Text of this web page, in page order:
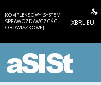
KOMPLEKSOWY SYSTEM
SPRAWOZDAWCZOŚCI
OBOWIĄZKOWEJ
XBRL.EU
aSISt